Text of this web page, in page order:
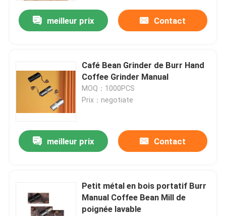
meilleur prix Contact
Café Bean Grinder de Burr Hand
Coffee Grinder Manual
MOQ：1000PCS
Prix：negotiate
meilleur prix Contact
Petit métal en bois portatif Burr
Manual Coffee Bean Mill de
poignée lavable